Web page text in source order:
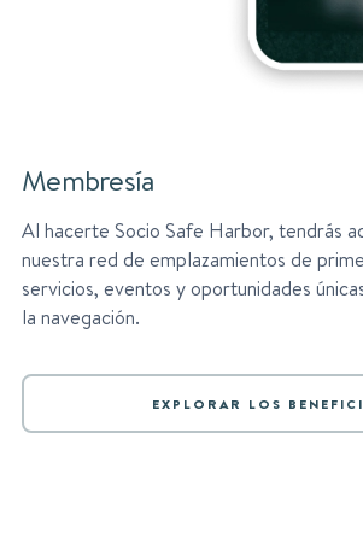
Membresía
Al hacerte Socio Safe Harbor, tendrás
nuestra red de emplazamientos de
servicios, eventos y oportunidades
la navegación.
EXPLORAR LOS